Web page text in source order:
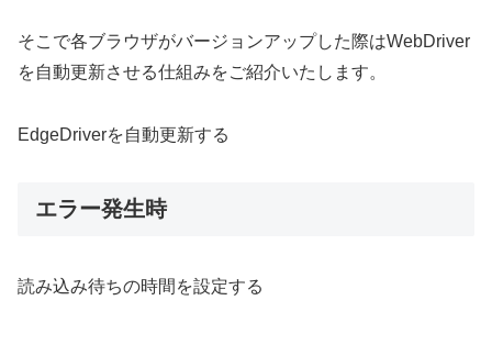
そこで各ブラウザがバージョンアップした際はWebDriver
を自動更新させる仕組みをご紹介いたします。
EdgeDriverを自動更新する
エラー発生時
読み込み待ちの時間を設定する